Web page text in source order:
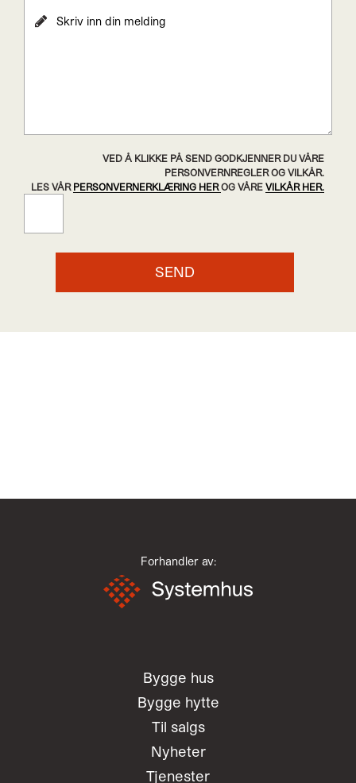
VED Å KLIKKE PÅ SEND GODKJENNER DU VÅRE
PERSONVERNREGLER OG VILKÅR.
LES VÅR PERSONVERNERKLÆRING HEROG VÅRE VILKÅR HER.
Forhandler av:
Bygge hus
Bygge hytte
Til salgs
Nyheter
Tjenester